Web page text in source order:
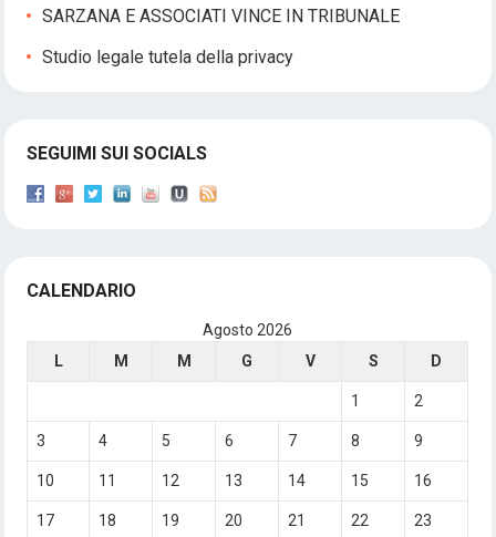
SARZANA E ASSOCIATI VINCE IN TRIBUNALE
Studio legale tutela della privacy
SEGUIMI SUI SOCIALS
CALENDARIO
Agosto 2026
L
M M G V S D
1 2
3 4 5 6 7 8 9
10 11 12 13 14 15 16
17 18 19 20 21 22 23